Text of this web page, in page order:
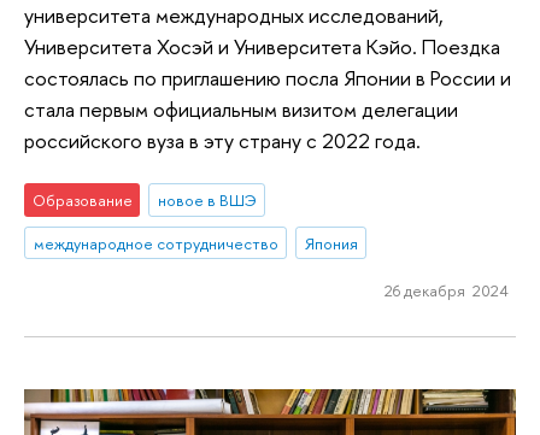
университета международных исследований,
Университета Хосэй и Университета Кэйо. Поездка
состоялась по приглашению посла Японии в России и
стала первым официальным визитом делегации
российского вуза в эту страну с 2022 года.
Образование
новое в ВШЭ
международное сотрудничество
Япония
26 декабря 2024